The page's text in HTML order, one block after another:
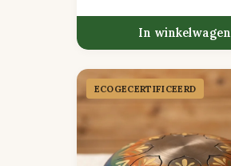
In winkelwagen
ECOGECER­TIFICEERD